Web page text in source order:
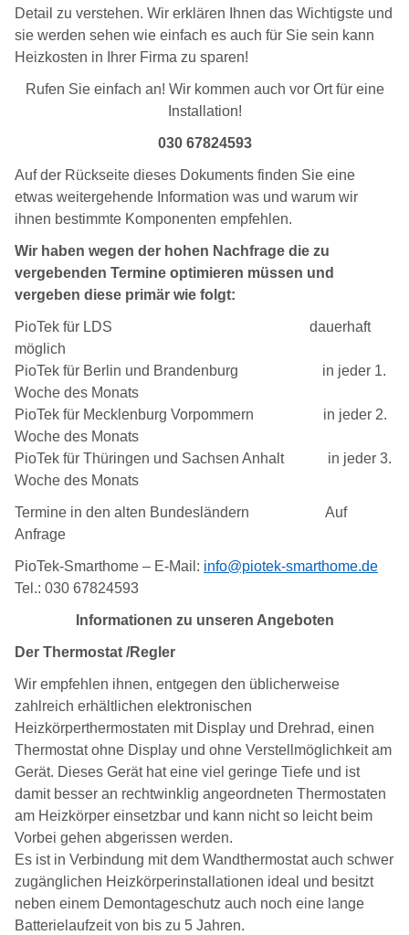
Detail zu verstehen. Wir erklären Ihnen das Wichtigste und
sie werden sehen wie einfach es auch für Sie sein kann
Heizkosten in Ihrer Firma zu sparen!
Rufen Sie einfach an! Wir kommen auch vor Ort für eine
Installation!
030 67824593
Auf der Rückseite dieses Dokuments finden Sie eine
etwas weitergehende Information was und warum wir
ihnen bestimmte Komponenten empfehlen.
Wir haben wegen der hohen Nachfrage die zu
vergebenden Termine optimieren müssen und
vergeben diese primär wie folgt:
PioTek für LDS dauerhaft
möglich
PioTek für Berlin und Brandenburg in jeder 1.
Woche des Monats
PioTek für Mecklenburg Vorpommern in jeder 2.
Woche des Monats
PioTek für Thüringen und Sachsen Anhalt in jeder 3.
Woche des Monats
Termine in den alten Bundesländern Auf
Anfrage
PioTek-Smarthome – E-Mail: info@piotek-smarthome.de
Tel.: 030 67824593
Informationen zu unseren Angeboten
Der Thermostat /Regler
Wir empfehlen ihnen, entgegen den üblicherweise
zahlreich erhältlichen elektronischen
Heizkörperthermostaten mit Display und Drehrad, einen
Thermostat ohne Display und ohne Verstellmöglichkeit am
Gerät. Dieses Gerät hat eine viel geringe Tiefe und ist
damit besser an rechtwinklig angeordneten Thermostaten
am Heizkörper einsetzbar und kann nicht so leicht beim
Vorbei gehen abgerissen werden.
Es ist in Verbindung mit dem Wandthermostat auch schwer
zugänglichen Heizkörperinstallationen ideal und besitzt
neben einem Demontageschutz auch noch eine lange
Batterielaufzeit von bis zu 5 Jahren.